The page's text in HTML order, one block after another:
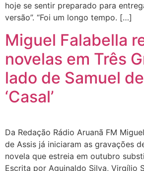
hoje se sentir preparado para
versão”. “Foi um longo tempo. […]
Miguel Falabella
novelas em Três
lado de Samuel
‘Casal’
Da Redação Rádio Aruanã FM
de Assis já iniciaram as gravações
novela que estreia em outubro
Escrita por Aguinaldo Silva, Virgílio